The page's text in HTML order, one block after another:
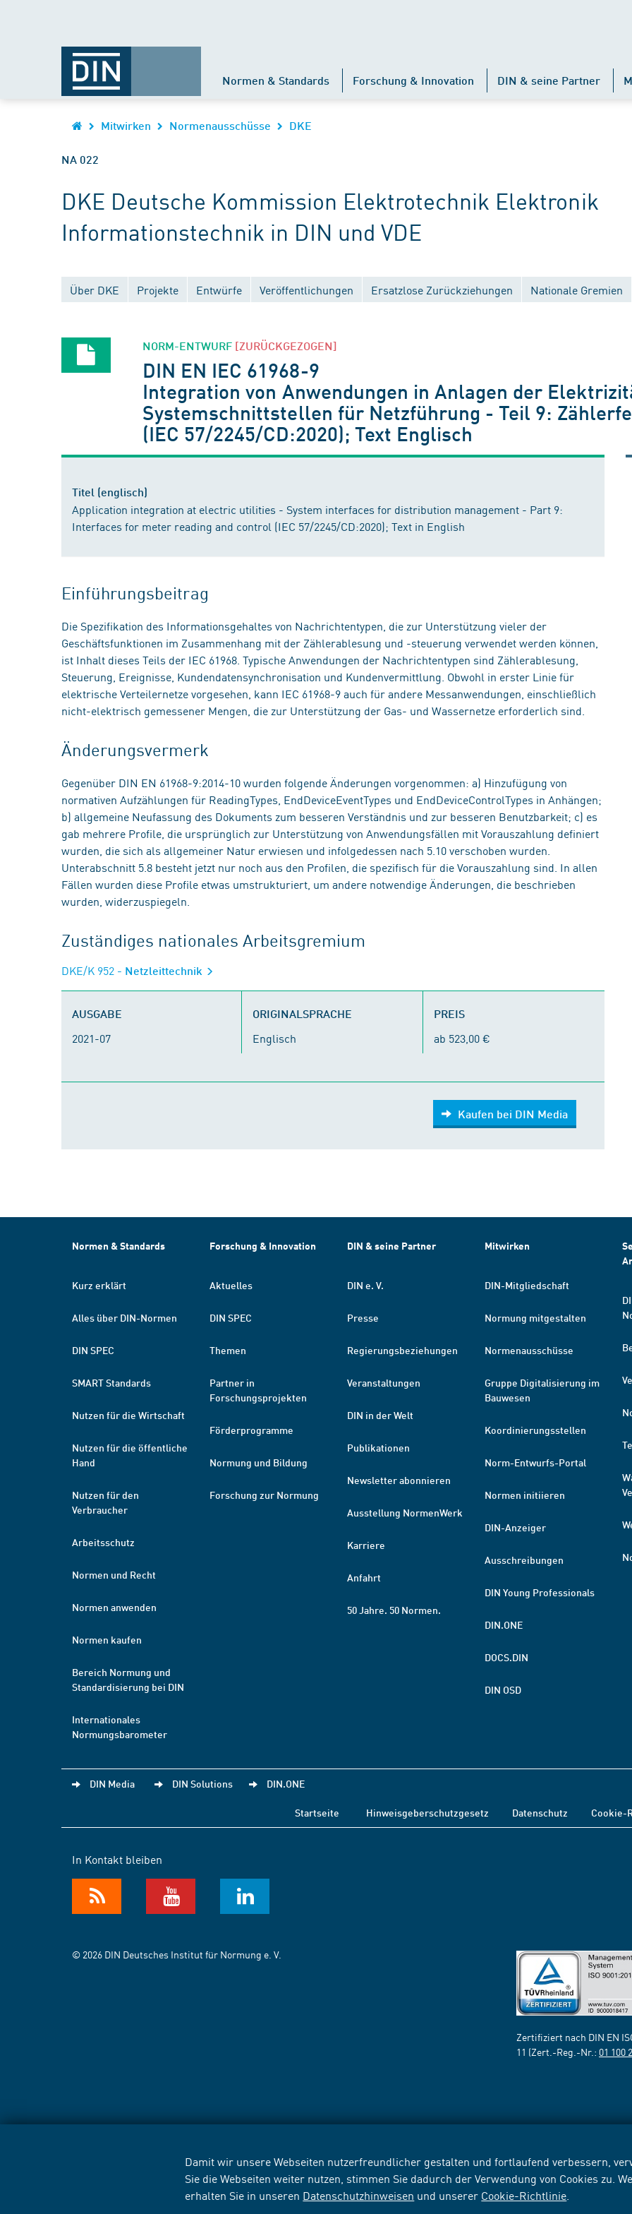
Damit wir unsere Webseiten nutzerfreundlicher gestalten und fortlaufend verbessern,
Sie die Webseiten weiter nutzen, stimmen Sie dadurch der Verwendung von Cookies zu.
erhalten Sie in unseren Datenschutzhinweisen und unserer Cookie-Richtlinie
Normen & Standards Forschung & Innovation DIN & seine Partner
Mitwirken Normenausschüsse DKE
NA 022
DKE Deutsche Kommission Elektrotechnik Elektronik
Informationstechnik in DIN und VDE
Über DKE Projekte Entwürfe Veröffentlichungen Ersatzlose Zurückziehungen Nationale Gremien
NORM-ENTWURF [ZURÜCKGEZOGEN]
DIN EN IEC 61968-9
Integration von Anwendungen in Anlagen der
Systemschnittstellen für Netzführung - Teil 9:
(IEC 57/2245/CD:2020); Text Englisch
Titel (englisch)
Application integration at electric utilities - System interfaces for distribution management - Part 9:
Interfaces for meter reading and control (IEC 57/2245/CD:2020); Text in English
Einführungsbeitrag
Die Spezifikation des Informationsgehaltes von Nachrichtentypen, die zur Unterstützung vieler der
Geschäftsfunktionen im Zusammenhang mit der Zählerablesung und -steuerung verwendet werden können,
ist Inhalt dieses Teils der IEC 61968. Typische Anwendungen der Nachrichtentypen sind Zählerablesung,
Steuerung, Ereignisse, Kundendatensynchronisation und Kundenvermittlung. Obwohl in erster Linie für
elektrische Verteilernetze vorgesehen, kann IEC 61968-9 auch für andere Messanwendungen, einschließlich
nicht-elektrisch gemessener Mengen, die zur Unterstützung der Gas- und Wassernetze erforderlich sind.
Änderungsvermerk
Gegenüber DIN EN 61968-9:2014-10 wurden folgende Änderungen vorgenommen: a) Hinzufügung von
normativen Aufzählungen für ReadingTypes, EndDeviceEventTypes und EndDeviceControlTypes in Anhängen;
b) allgemeine Neufassung des Dokuments zum besseren Verständnis und zur besseren Benutzbarkeit; c) es
gab mehrere Profile, die ursprünglich zur Unterstützung von Anwendungsfällen mit Vorauszahlung definiert
wurden, die sich als allgemeiner Natur erwiesen und infolgedessen nach 5.10 verschoben wurden.
Unterabschnitt 5.8 besteht jetzt nur noch aus den Profilen, die spezifisch für die Vorauszahlung sind. In allen
Fällen wurden diese Profile etwas umstrukturiert, um andere notwendige Änderungen, die beschrieben
wurden, widerzuspiegeln.
Zuständiges nationales Arbeitsgremium
DKE/K 952 - Netzleittechnik
AUSGABE
2021-07
ORIGINALSPRACHE
Englisch
PREIS
ab 523,00 €
Kaufen bei DIN Media
Normen & Standards
Kurz erklärt
Alles über DIN-Normen
DIN SPEC
SMART Standards
Nutzen für die Wirtschaft
Nutzen für die öffentliche
Hand
Nutzen für den
Verbraucher
Arbeitsschutz
Normen und Recht
Normen anwenden
Normen kaufen
Bereich Normung und
Standardisierung bei DIN
Internationales
Normungsbarometer
Forschung & Innovation
Aktuelles
DIN SPEC
Themen
Partner in
Forschungsprojekten
Förderprogramme
Normung und Bildung
Forschung zur Normung
DIN & seine Partner
DIN e. V.
Presse
Regierungsbeziehungen
Veranstaltungen
DIN in der Welt
Publikationen
Newsletter abonnieren
Ausstellung NormenWerk
Karriere
Anfahrt
50 Jahre. 50 Normen.
Mitwirken
DIN-Mitgliedschaft
Normung mitgestalten
Normenausschüsse
Gruppe Digitalisierung im
Bauwesen
Koordinierungsstellen
Norm-Entwurfs-Portal
Normen initiieren
DIN-Anzeiger
Ausschreibungen
DIN Young Professionals
DIN.ONE
DOCS.DIN
DIN OSD
DIN Media DIN Solutions DIN.ONE
Startseite Hinweisgeberschutzgesetz Datenschutz Cookie-
In Kontakt bleiben
© 2026 DIN Deutsches Institut für Normung e. V.
Zertifiziert nach DIN EN
11 (Zert.-Reg.-Nr.: 01 100